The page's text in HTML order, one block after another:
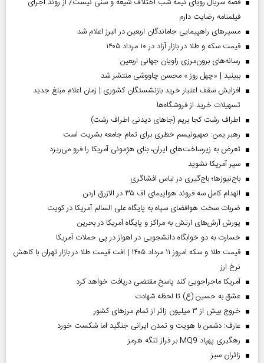
فیلمنامه رضایت دارم
مسیر‌های راهپیمایی جاماندگان اربعین در البرز اعلام شد
قیمت سکه و طلا در بازار آزاد در ۱۰ مرداد ۱۴۰۵
رسانه‌های برون‌مرزی راویان جهانی اربعین
ببینید | «چهل روز » محسن چاووشی منتشر شد
افزایش سقف اعتبار خرید بازنشستگان کشوری | زمان اعلام مبلغ جدید
تسهیلات خرید از فروشگاه‌ها
اطراف رشت کجا بریم (جاهای دیدنی اطراف رشت)
رهبر یمن: صهیونیسم خطری برای تمام جامعه بشریت است
تعرض به زیرساخت‌های ایران، بنای هژمونی آمریکا را فرو می‌ریزد
سپر آمریکا نشوید
باج‌نیوزها؛ باج‌گیری در لباس افشاگری
انهدام کامل سه فروند هواپیمای اف ۳۵ در الازرق اردن
ضربات سخت هوافضای سپاه به پایگاه علی السالم آمریکا در کویت
یورش آرش‌های ارتش به مراکز و پایگاه‌ آمریکا در بحرین
خسارت به دو خوابگاه دانشجویی در اهواز در پی حملات آمریکا
قیمت طلا و سکه امروز ۱۱ مرداد ۱۴۰۵ | افت قیمت طلا در بازار تهران با کاهش
نرخ ارز
آمریکا ماجراجویی کند پاسخ مقتضی دریافت خواهد کرد
عشق به حسین (ع) تا لحظه شهادت
خروج بیش از ۳ میلیون زائر از تمام مرز‌های کشور
عارف: دشمن با هویت و تمدن ایرانی جنگید اما شکست خورد
رهگیری پهپاد MQ9 بر فراز تنگه هرمز
‌زائران سبز